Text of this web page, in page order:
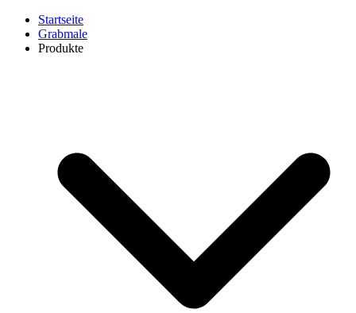
Startseite
Grabmale
Produkte